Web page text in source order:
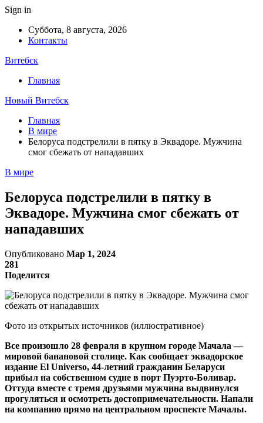
Sign in
Суббота, 8 августа, 2026
Контакты
Витебск
Главная
Новый Витебск
Главная
В мире
Белоруса подстрелили в пятку в Эквадоре. Мужчина
смог сбежать от нападавших
В мире
Белоруса подстрелили в пятку в
Эквадоре. Мужчина смог сбежать от
нападавших
Опубликовано Мар 1, 2024
281
Поделится
Фото из открытых источников (иллюстративное)
Все произошло 28 февраля в крупном городе Мачала —
мировой банановой столице. Как сообщает эквадорское
издание El Universo, 44-летний гражданин Беларуси
прибыл на собственном судне в порт Пуэрто-Боливар.
Оттуда вместе с тремя друзьями мужчина выдвинулся
прогуляться и осмотреть достопримечательности. Напали
на компанию прямо на центральном проспекте Мачалы.